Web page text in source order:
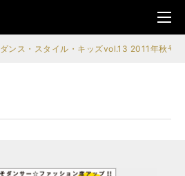
メニ
ュ
ダンス・スタイル・キッズvol.13 2011年秋号